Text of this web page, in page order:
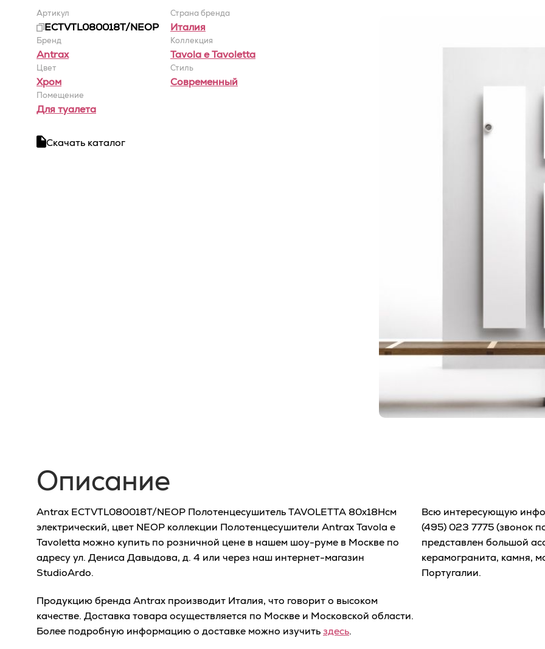
Артикул
ECTVTL080018T/NEOP
Страна бренда
Италия
Бренд
Antrax
Коллекция
Tavola e Tavoletta
Цвет
Хром
Стиль
Современный
Помещение
Для туалета
Скачать каталог
Описание
Antrax ECTVTL080018T/NEOP Полотенцесушитель TAVOLETTA 80x18Hсм
электрический, цвет NEOP коллекции Полотенцесушители Antrax Tavola e
Tavoletta можно купить по розничной цене в нашем шоу-руме в Москве по
адресу ул. Дениса Давыдова, д. 4 или через наш интернет-магазин
StudioArdo.
Продукцию бренда Antrax производит Италия, что говорит о высоком
качестве. Доставка товара осуществляется по Москве и Московской области.
Более подробную информацию о доставке можно изучитьздесь.
Всю интересующую
(495) 023 7775(звонок
представлен большой
керамогранита, камня,
Португалии.